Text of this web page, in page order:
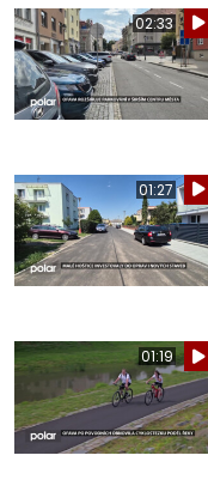
02:33
01:27
01:19